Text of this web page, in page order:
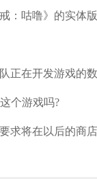
咕噜》的实体版
在开发游戏的数
个游戏吗?
将在以后的商店